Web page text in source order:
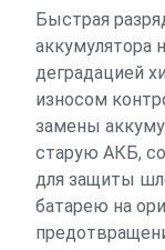
Быстрая
аккумулятора
деградацией
износом
замены
старую АКБ,
для защиты
батарею на